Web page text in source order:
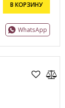
В КОРЗИНУ
WhatsApp